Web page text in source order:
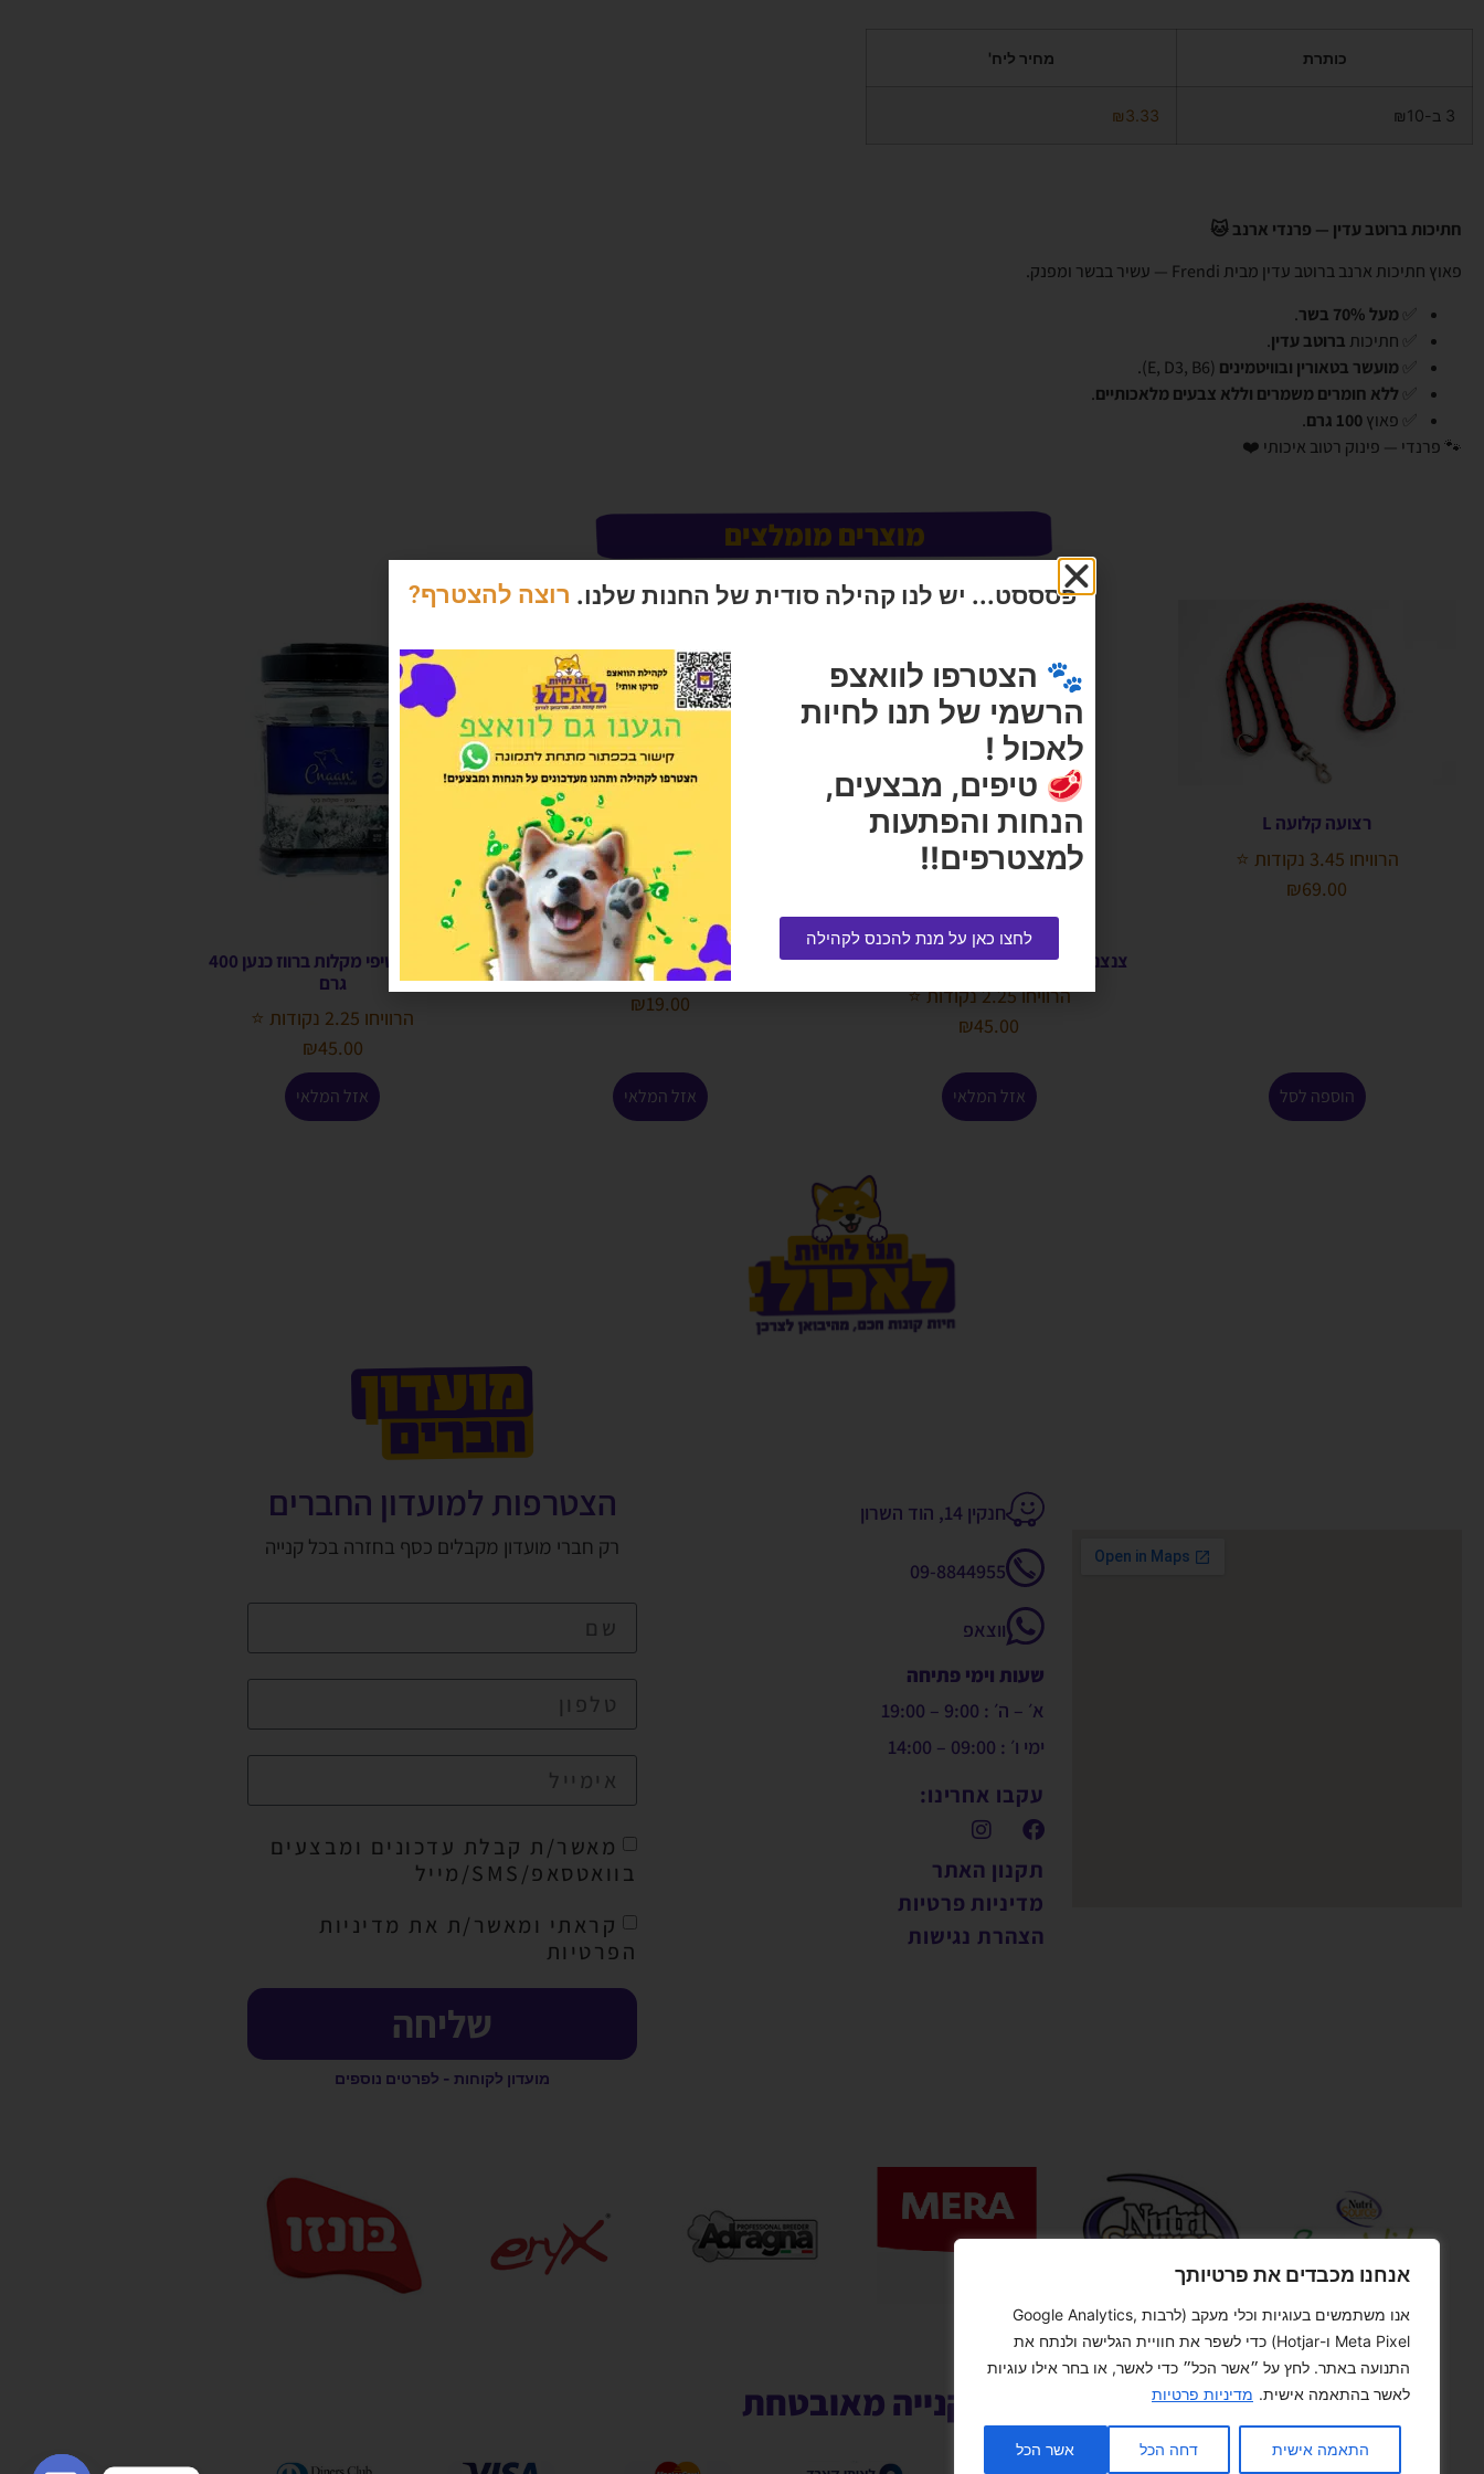
אנחנו מכבדים את פרטיותך
אנו משתמשים בעוגיות וכלי מעקב (לרבות Google Analytics,
Meta Pixel ו-Hotjar) כדי לשפר את חוויית הגלישה ולנתח את
התנועה באתר. לחץ על ״אשר הכל״ כדי לאשר, או בחר אילו עוגיות
לאשר בהתאמה אישית. מדיניות פרטיות
התאמה אישית דחה הכל אשר הכל
כותרת מחיר ליח'
3 ב-₪10 ₪3.33
חתיכות ברוטב עדין — פרנדי ארנב 🐱
פאוץ חתיכות ארנב ברוטב עדין מבית Frendi — עשיר בבשר ומפנק.
✅ מעל 70% בשר
.
✅ חתיכות ברוטב עדין.
✅ מועשר בטאורין ובוויטמינים (E, D3, B6).
✅ ללא חומרים משמרים וללא צבעים מלאכותיים.
✅ פאוץ100 גרם
.
🐾 פרנדי — פינוק רטוב איכותי ❤️
מוצרים מומלצים
רצועה קלועה L
הרוויחו 3.45 נקודות ⭐
₪69.00
הוספה לסל
צנצנת חטיפי מקלות טונה כנען 400 גרם
הרוויחו 2.25 נקודות ⭐
₪45.00
אזל המלאי
חטיף פרימיו לכלב סלמון ועוף 100 גרם
בקופסה
הרוויחו 0.95 נקודות ⭐
₪19.00
אזל המלאי
צנצנת חטיפי מקלות ברווז כנען 400
גרם
הרוויחו 2.25 נקודות ⭐
₪45.00
אזל המלאי
חנקין 14, הוד השרון
09-8844955
ווצאפ
שעות וימי פתיחה
א׳ – ה׳ : 9:00 – 19:00
ימי ו׳ : 09:00 – 14:00
עקבו אחרינו:
תקנון האתר
מדיניות פרטיות
הצהרת נגישות
הצטרפות למועדון החברים
רק חברי מועדון מקבלים כסף בחזרה בכל קנייה
מאשר/ת קבלת עדכונים ומבצעים
בוואטסאפ/SMS/מייל
קראתי ומאשר/ת את מדיניות
הפרטיות
שליחה
מועדון לקוחות - לפרטים נוספים
קנייה מאובטחת
פסססט... יש לנו קהילה סודית של החנות שלנו. רוצה להצטרף?
🐾 הצטרפו לוואצפ
הרשמי של תנו לחיות
לאכול !
🥩 טיפים, מבצעים,
הנחות והפתעות
למצטרפים!!
לחצו כאן על מנת להכנס לקהילה